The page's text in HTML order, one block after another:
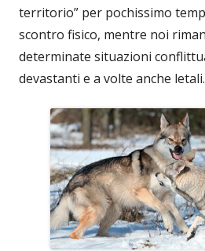
territorio” per pochissimo
scontro fisico, mentre noi
determinate situazioni
devastanti e a volte anche letali.